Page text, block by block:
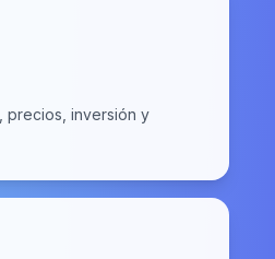
precios, inversión y